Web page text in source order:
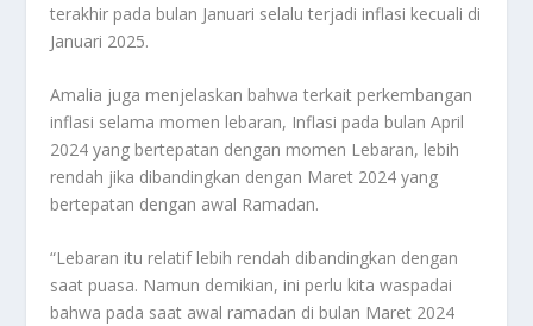
terakhir pada bulan Januari selalu terjadi inflasi kecuali di
Januari 2025.
Amalia juga menjelaskan bahwa terkait perkembangan
inflasi selama momen lebaran, Inflasi pada bulan April
2024 yang bertepatan dengan momen Lebaran, lebih
rendah jika dibandingkan dengan Maret 2024 yang
bertepatan dengan awal Ramadan.
“Lebaran itu relatif lebih rendah dibandingkan dengan
saat puasa. Namun demikian, ini perlu kita waspadai
bahwa pada saat awal ramadan di bulan Maret 2024